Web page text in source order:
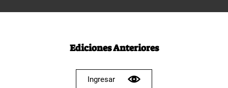
Ediciones Anteriores
Ingresar